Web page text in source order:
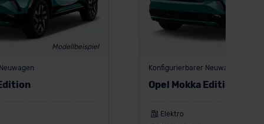
Modellbeispiel
Konfigurierbarer Neuwagen
Opel Mokka Edition
Elektro